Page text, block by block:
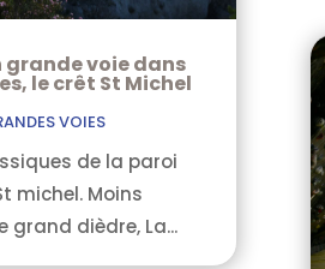
grande voie dans
le crêt St Michel
VOIES
de la paroi
michel. Moins
grand dièdre, La...